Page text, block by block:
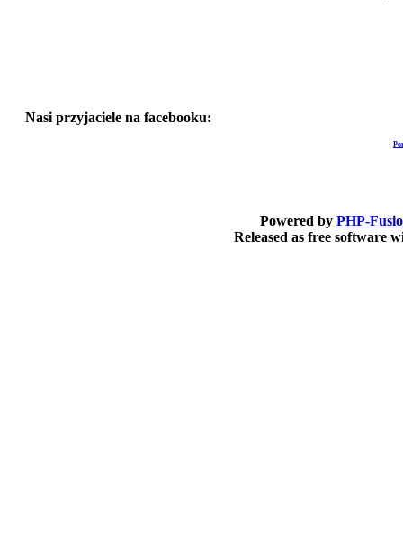
Nasi przyjaciele na facebooku:
Powered by PHP-
Released as free software